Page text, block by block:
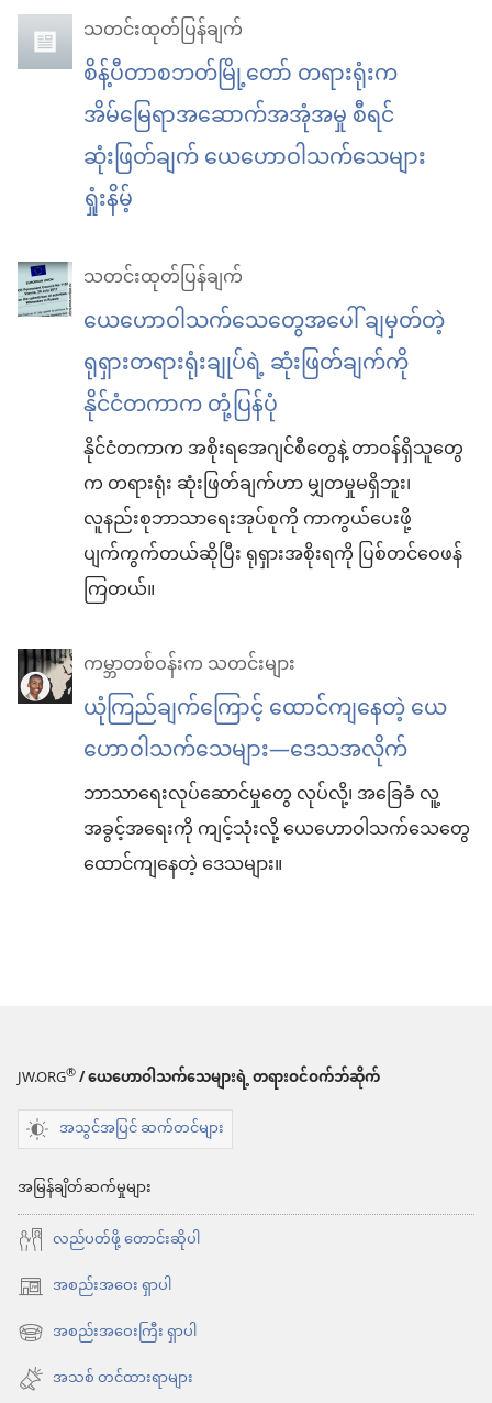
သတင်းထုတ်ပြန်ချက်
စိန့်ပီတာစဘတ်မြို့တော် တရားရုံးက
အိမ်မြေရာအဆောက်အအုံအမှု စီရင်
ဆုံးဖြတ်ချက် ယေဟောဝါသက်သေများ
ရှုံးနိမ့်
သတင်းထုတ်ပြန်ချက်
ယေဟောဝါသက်သေတွေအပေါ် ချမှတ်တဲ့
ရုရှားတရားရုံးချုပ်ရဲ့ ဆုံးဖြတ်ချက်ကို
နိုင်ငံတကာက တုံ့ပြန်ပုံ
နိုင်ငံတကာက အစိုးရအေဂျင်စီတွေနဲ့ တာဝန်ရှိသူတွေ
က တရားရုံး ဆုံးဖြတ်ချက်ဟာ မျှတမှုမရှိဘူး၊
လူနည်းစုဘာသာရေးအုပ်စုကို ကာကွယ်ပေးဖို့
ပျက်ကွက်တယ်ဆိုပြီး ရုရှားအစိုးရကို ပြစ်တင်ဝေဖန်
ကြတယ်။
ကမ္ဘာတစ်ဝန်းက သတင်းများ
ယုံကြည်ချက်ကြောင့် ထောင်ကျနေတဲ့ ယေ
ဟောဝါသက်သေများ—ဒေသအလိုက်
ဘာသာရေးလုပ်ဆောင်မှုတွေ လုပ်လို့၊ အခြေခံ လူ့
အခွင့်အရေးကို ကျင့်သုံးလို့ ယေဟောဝါသက်သေတွေ
ထောင်ကျနေတဲ့ ဒေသများ။
JW.ORG®/ ယေဟောဝါသက်သေများရဲ့ တရားဝင်ဝက်ဘ်ဆိုက်
အသွင်အပြင် ဆက်တင်များ
အမြန်ချိတ်ဆက်မှုများ
လည်ပတ်ဖို့ တောင်းဆိုပါ
အစည်းအဝေး ရှာပါ
(window
အသစ်
င့်
အစည်းအဝေးကြီး ရှာပါ
(window
အသစ်အသစ် တင်ထားရာများ